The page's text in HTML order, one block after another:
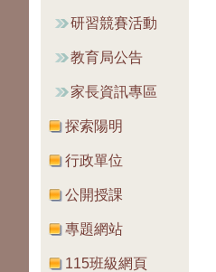
研習競賽活動
教育局公告
家長資訊專區
探索陽明
行政單位
公開授課
專題網站
115班級網頁